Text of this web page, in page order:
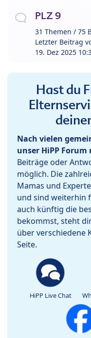
PLZ 9
31 Themen / 75
Letzter Beitrag
19. Dez 2025
Hast du
Nach vielen
unser HiPP
Beiträge oder
möglich. Die
Mamas und
und sind weiterhin
auch künftig die
bekommst, steht
über verschiedene
Seite.
HiPP Live Chat